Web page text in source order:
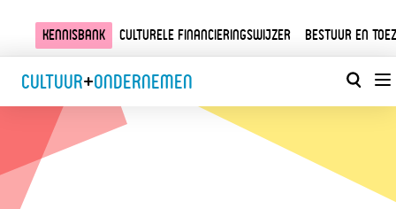
Kennisbank Culturele financieringswijzer Bestuur en
Cultuur+Ondernemen